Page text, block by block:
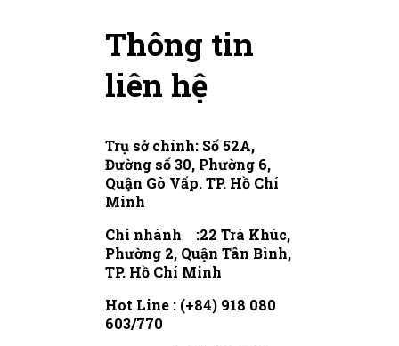
Thông tin
liên hệ
Trụ sở chính: Số 52A,
Đường số 30, Phường 6,
Quận Gò Vấp.TP. Hồ Chí
Minh
Chi nhánh :22 Trà Khúc,
Phường 2, Quận Tân Bình,
TP. Hồ Chí Minh
Hot Line : (+84) 918 080
603/770